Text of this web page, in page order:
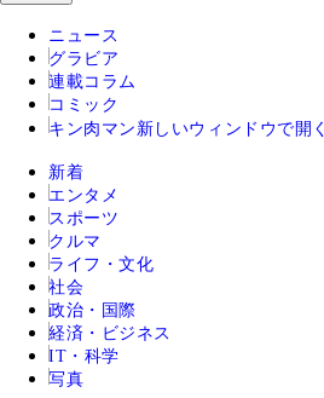
ニュース
グラビア
連載コラム
コミック
キン肉マン 新しいウィンドウで開く
新着
エンタメ
スポーツ
クルマ
ライフ・文化
社会
政治・国際
経済・ビジネス
IT・科学
写真